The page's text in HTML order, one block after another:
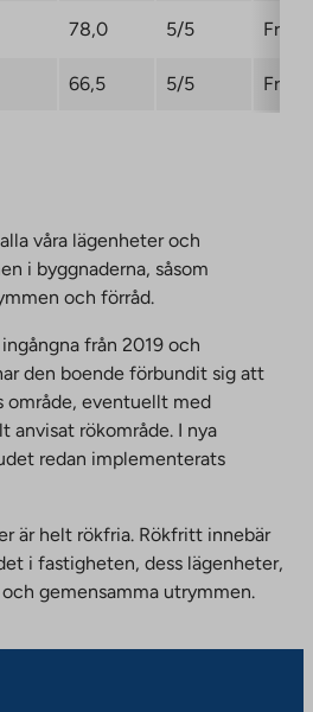
78,0 5/5 Fri
66,5 5/5 Fri
våra lägenheter och
i byggnaderna, såsom
och förråd.
från 2019 och
den boende förbundit sig att
område, eventuellt med
anvisat rökområde. I nya
redan implementerats
är helt rökfria. Rökfritt innebär
i fastigheten, dess lägenheter,
gemensamma utrymmen.